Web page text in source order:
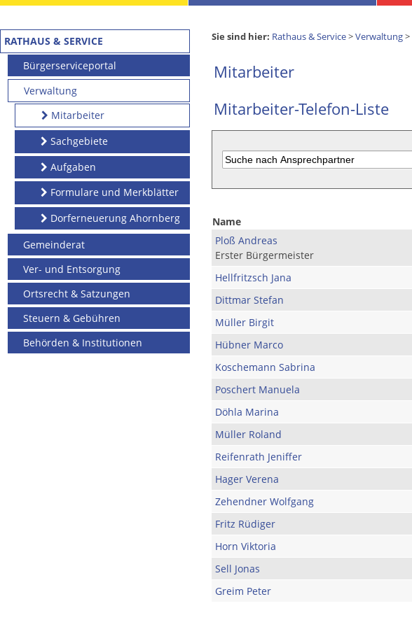
RATHAUS & SERVICE
Bürgerserviceportal
Verwaltung
Mitarbeiter
Sachgebiete
Aufgaben
Formulare und Merkblätter
Dorferneuerung Ahornberg
Gemeinderat
Ver- und Entsorgung
Ortsrecht & Satzungen
Steuern & Gebühren
Behörden & Institutionen
Sie sind hier: Rathaus & Service>Verwaltung>
Mitarbeiter
Mitarbeiter-Telefon-Liste
Name
Ploß Andreas
Erster Bürgermeister
Hellfritzsch Jana
Dittmar Stefan
Müller Birgit
Hübner Marco
Koschemann Sabrina
Poschert Manuela
Döhla Marina
Müller Roland
Reifenrath Jeniffer
Hager Verena
Zehendner Wolfgang
Fritz Rüdiger
Horn Viktoria
Sell Jonas
Greim Peter